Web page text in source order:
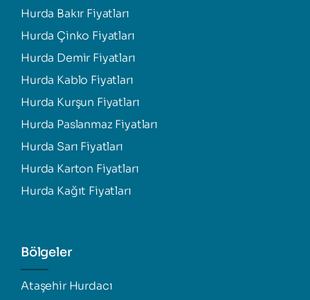
Hurda Bakır Fiyatları
Hurda Çinko Fiyatları
Hurda Demir Fiyatları
Hurda Kablo Fiyatları
Hurda Kurşun Fiyatları
Hurda Paslanmaz Fiyatları
Hurda Sarı Fiyatları
Hurda Karton Fiyatları
Hurda Kağıt Fiyatları
Bölgeler
Ataşehir Hurdacı